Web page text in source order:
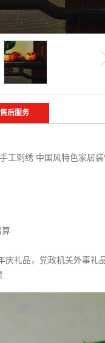
售后服务
工刺绣 中国风特色家居
算
庆礼品，党政机关外事